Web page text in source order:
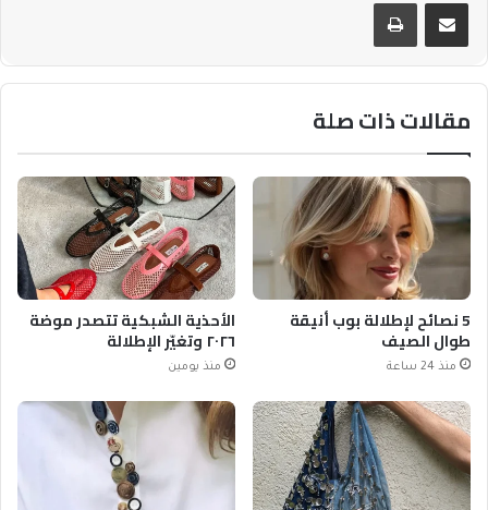
مقالات ذات صلة
5 نصائح لإطلالة بوب أنيقة
طوال الصيف
منذ 24 ساعة
الأحذية الشبكية تتصدر موضة
٢٠٢٦ وتغيّر الإطلالة
منذ يومين